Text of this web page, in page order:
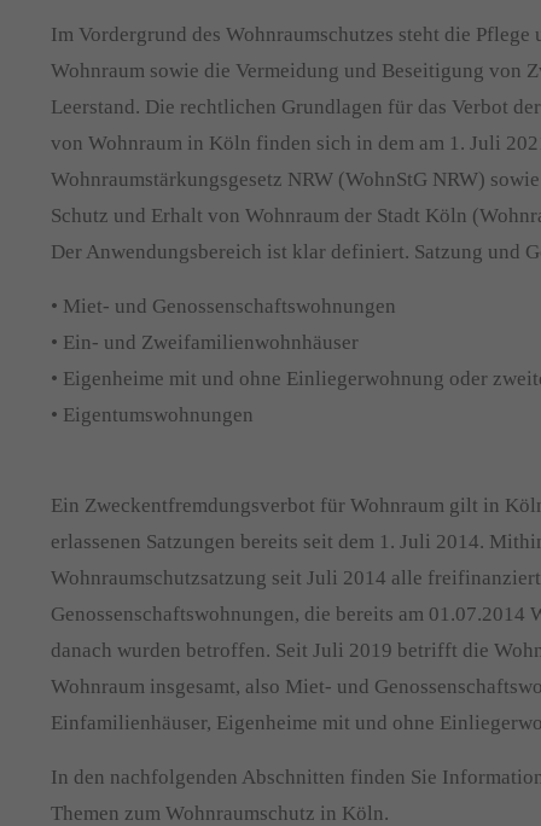
Im Vordergrund des Wohnraumschutzes steht die Pflege
Wohnraum sowie die Vermeidung und Beseitigung von
Leerstand. Die rechtlichen Grundlagen für das Verbot
von Wohnraum in Köln finden sich in dem am 1. Juli
Wohnraumstärkungsgesetz NRW (WohnStG NRW)
Schutz und Erhalt von Wohnraum der Stadt Köln
Der Anwendungsbereich ist klar definiert. Satzung und
• Miet- und Genossenschaftswohnungen
• Ein- und Zweifamilienwohnhäuser
• Eigenheime mit und ohne Einliegerwohnung oder
• Eigentumswohnungen
Ein Zweckentfremdungsverbot für Wohnraum gilt in
erlassenen Satzungen bereits seit dem 1. Juli 2014.
Wohnraumschutzsatzung seit Juli 2014 alle
Genossenschaftswohnungen, die bereits am 01.07.2014
danach wurden betroffen. Seit Juli 2019 betrifft die
Wohnraum insgesamt, also Miet- und
Einfamilienhäuser, Eigenheime mit und ohne
In den nachfolgenden Abschnitten finden Sie
Themen zum Wohnraumschutz in Köln.